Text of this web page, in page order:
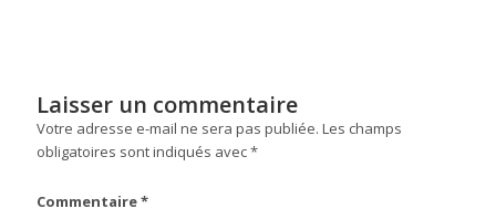
Laisser un commentaire
Votre adresse e-mail ne sera pas publiée. Les champs
obligatoires sont indiqués avec*
Commentaire*